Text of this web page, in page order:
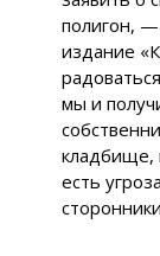
полигон, —
издание
мы и
кладбище,
есть